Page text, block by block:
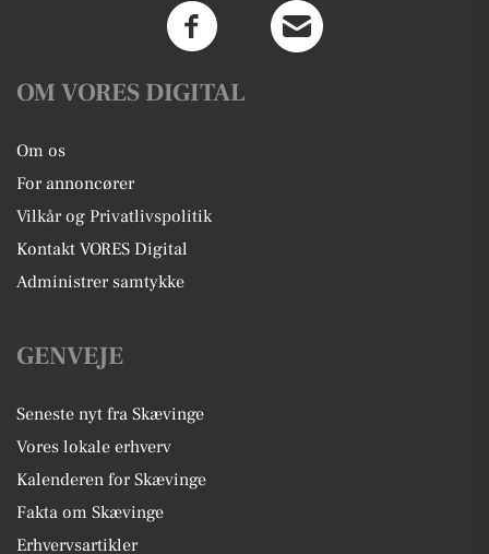
OM VORES DIGITAL
Om os
For annoncører
Vilkår og Privatlivspolitik
Kontakt VORES Digital
Administrer samtykke
GENVEJE
Seneste nyt fra Skævinge
Vores lokale erhverv
Kalenderen for Skævinge
Fakta om Skævinge
Erhvervsartikler